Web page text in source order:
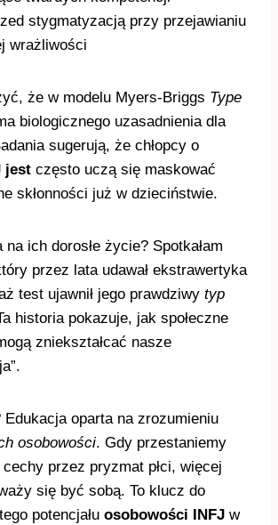
stygmatyzacją przy przejawianiu
wrażliwości
że w modelu Myers-Briggs Type
biologicznego uzasadnienia dla
sugerują, że chłopcy o
jest często uczą się maskować
skłonności już w dzieciństwie.
na ich dorosłe życie? Spotkałam
przez lata udawał ekstrawertyka
test ujawnił jego prawdziwy typ
historia pokazuje, jak społeczne
zniekształcać nasze
Edukacja oparta na zrozumieniu
osobowości. Gdy przestaniemy
przez pryzmat płci, więcej
się być sobą. To klucz do
potencjału osobowości INFJ w